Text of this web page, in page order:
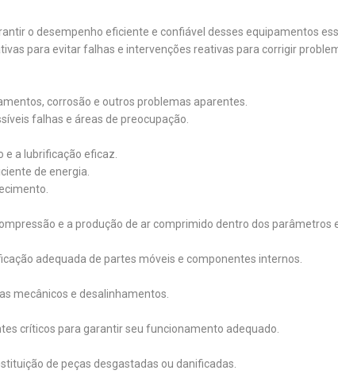
o desempenho eficiente e confiável desses equipamentos
para evitar falhas e intervenções reativas para corrigir
corrosão e outros problemas aparentes.
falhas e áreas de preocupação.
a lubrificação eficaz.
de energia.
e a produção de ar comprimido dentro dos parâmetros
adequada de partes móveis e componentes internos.
mecânicos e desalinhamentos.
críticos para garantir seu funcionamento adequado.
de peças desgastadas ou danificadas.